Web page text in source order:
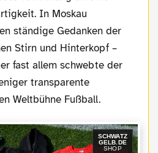
In Moskau
ständige Gedanken der
Stirn und Hinterkopf –
fast allem schwebte der
transparente
Weltbühne Fußball.
SCHWATZ
GELB.DE
SHOP